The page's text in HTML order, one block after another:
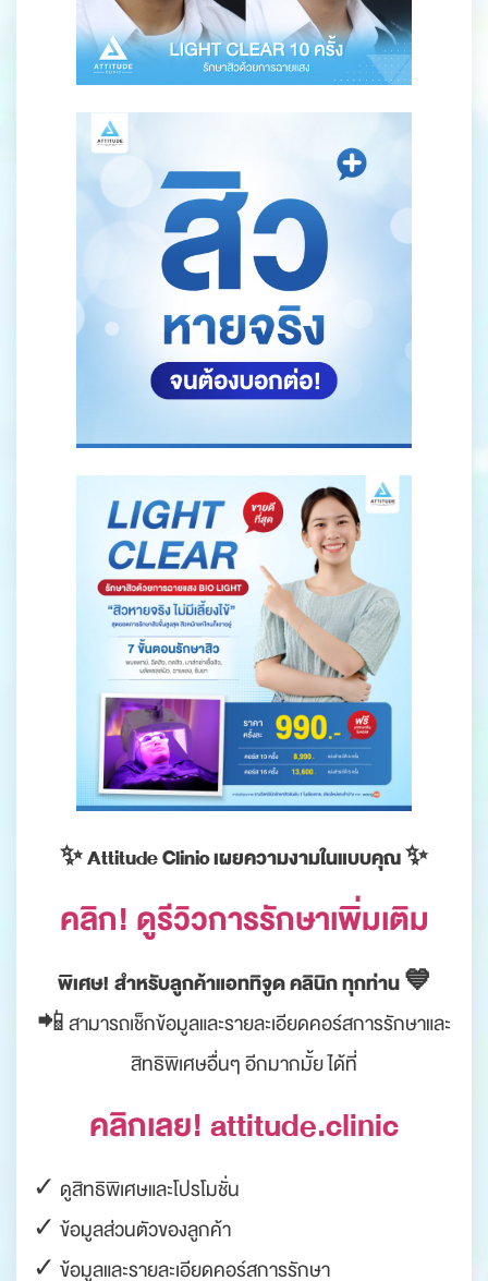
✨ Attitude Clinic เผยความงามในแบบคุณ ✨
คลิก! ดูรีวิวการรักษาเพิ่มเติม
พิเศษ! สำหรับลูกค้าแอททิจูด คลินิก ทุกท่าน 💙
📲 สามารถเช็กข้อมูลและรายละเอียดคอร์สการรักษาและ
สิทธิพิเศษอื่นๆ อีกมากมั้ย ได้ที่
คลิกเลย! attitude.clinic
✓ ดูสิทธิพิเศษและโปรโมชั่น
✓ ข้อมูลส่วนตัวของลูกค้า
✓ ข้อมูลและรายละเอียดคอร์สการรักษา